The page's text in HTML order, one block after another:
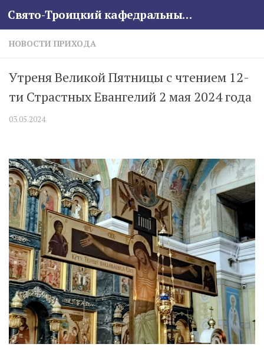
Skip to content Свято-Троицкий кафедральный собор
НОВОСТИ ПРИХОДА
Утреня Великой Пятницы с чтением 12-
ти Страстных Евангелий 2 мая 2024 года
03.05.2024